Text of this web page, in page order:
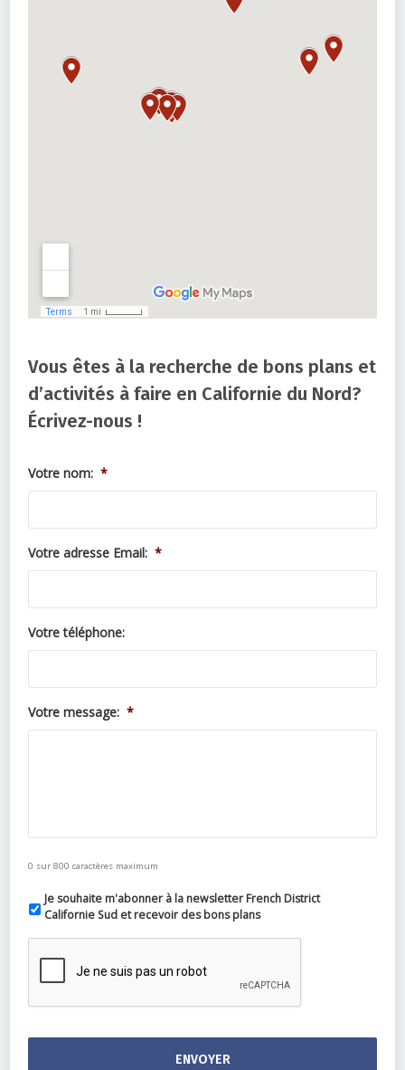
Vous êtes à la recherche de bons plans et
d’activités à faire en Californie du Nord?
Écrivez-nous !
Votre nom: *
Votre adresse Email: *
Votre téléphone:
Votre message: *
0 sur 800 caractères maximum
Je souhaite m'abonner à la newsletter French District
Californie Sud et recevoir des bons plans